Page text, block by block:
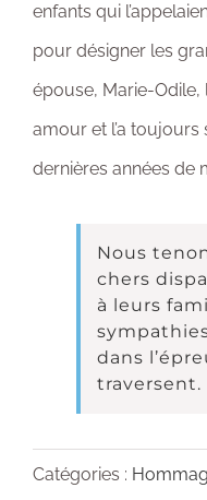
enfants qui
pour désigner les
épouse, Marie-
amour et l’a
dernières années de
Nous
chers
à leurs
dans
traversent.
Catégories :